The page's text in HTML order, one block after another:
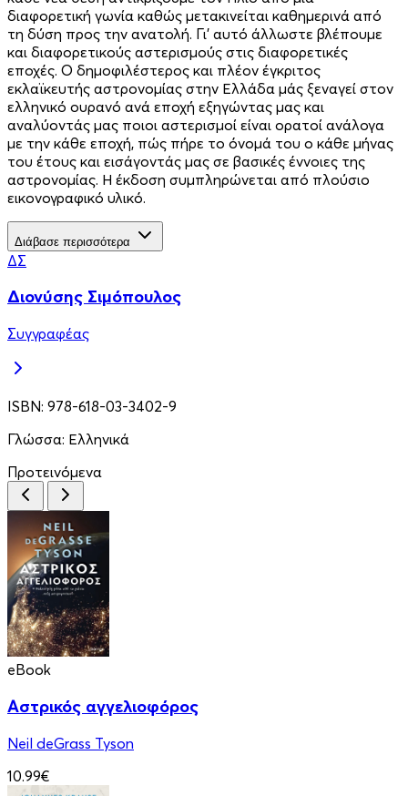
διαφορετική γωνία καθώς μετακινείται καθημερινά από
τη δύση προς την ανατολή. Γι’ αυτό άλλωστε βλέπουμε
και διαφορετικούς αστερισμούς στις διαφορετικές
εποχές. Ο δημοφιλέστερος και πλέον έγκριτος
εκλαϊκευτής αστρονομίας στην Ελλάδα μάς ξεναγεί στον
ελληνικό ουρανό ανά εποχή εξηγώντας μας και
αναλύοντάς μας ποιοι αστερισμοί είναι ορατοί ανάλογα
με την κάθε εποχή, πώς πήρε το όνομά του ο κάθε μήνας
του έτους και εισάγοντάς μας σε βασικές έννοιες της
αστρονομίας. Η έκδοση συμπληρώνεται από πλούσιο
εικονογραφικό υλικό.
Διάβασε περισσότερα
ΔΣ
Διονύσης Σιμόπουλος
Συγγραφέας
ISBN: 978-618-03-3402-9
Γλώσσα: Ελληνικά
Προτεινόμενα
eBook
Αστρικός αγγελιοφόρος
Neil deGrass Tyson
10.99€